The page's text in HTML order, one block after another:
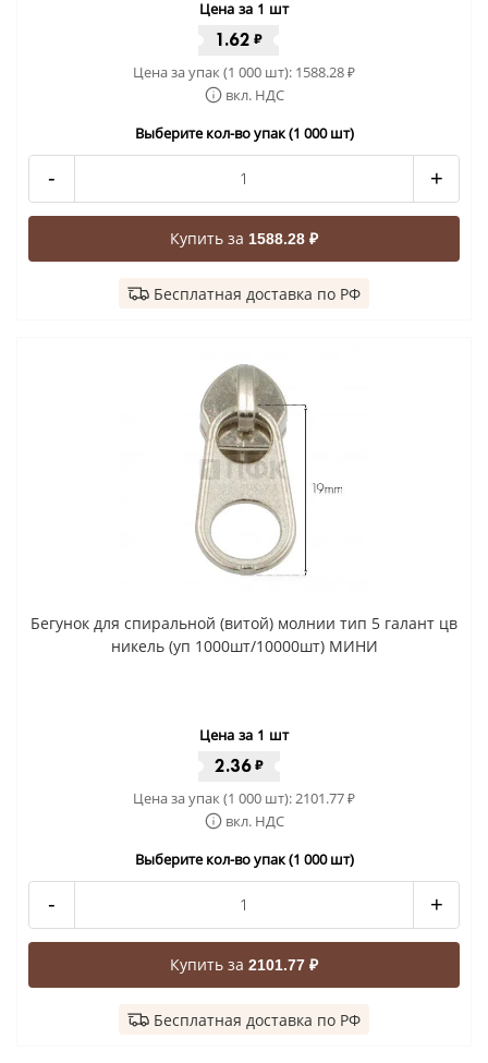
Цена за 1 шт
1.62 ₽
Цена за упак (1 000 шт): 1588.28₽
вкл. НДС
Выберите кол-во упак (1 000 шт)
- +
Купить за 1588.28 ₽
Бесплатная доставка по РФ
Бегунок для спиральной (витой) молнии тип 5 галант цв
никель (уп 1000шт/10000шт) МИНИ
Цена за 1 шт
2.36 ₽
Цена за упак (1 000 шт): 2101.77₽
вкл. НДС
Выберите кол-во упак (1 000 шт)
- +
Купить за 2101.77 ₽
Бесплатная доставка по РФ